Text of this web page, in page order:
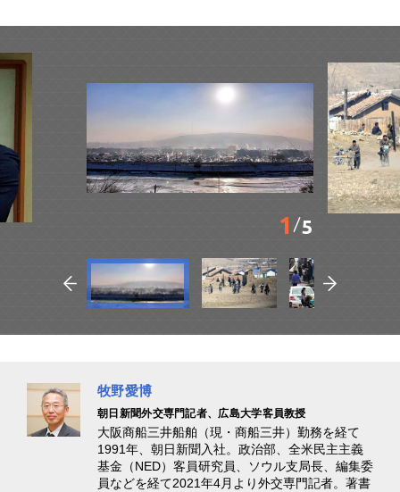
1 5
牧野愛博
朝日新聞外交専門記者、広島大学客員教授
大阪商船三井船舶（現・商船三井）勤務を経て
1991年、朝日新聞入社。政治部、全米民主主義
基金（NED）客員研究員、ソウル支局長、編集委
員などを経て2021年4月より外交専門記者。著書